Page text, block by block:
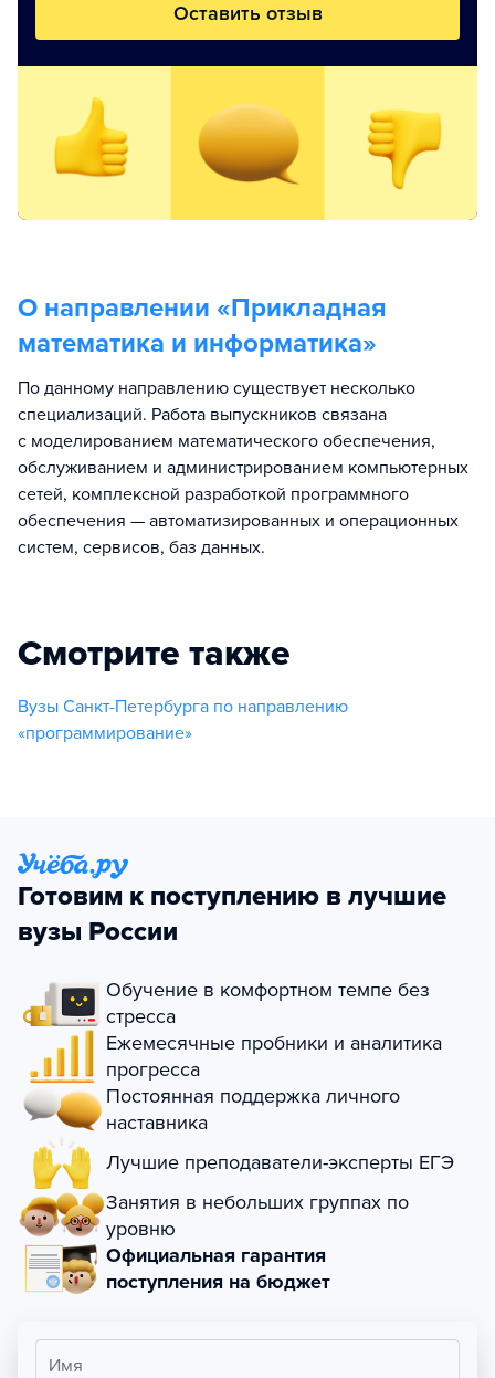
Оставить отзыв
О направлении «Прикладная
математика и информатика»
По данному направлению существует несколько
специализаций. Работа выпускников связана
с моделированием математического обеспечения,
обслуживанием и администрированием компьютерных
сетей, комплексной разработкой программного
обеспечения — автоматизированных и операционных
систем, сервисов, баз данных.
Смотрите также
Вузы Санкт-Петербурга по направлению
«программирование»
Готовим к поступлению в лучшие
вузы России
Обучение в комфортном темпе без
стресса
Ежемесячные пробники и аналитика
прогресса
Постоянная поддержка личного
наставника
Лучшие преподаватели-эксперты ЕГЭ
Занятия в небольших группах по
уровню
Официальная гарантия
поступления на бюджет
Имя